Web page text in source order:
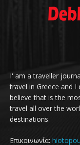
I' am a traveller
travel in Greece and I
believe that is the
travel all over the
destinations.
Επικοινωνία: